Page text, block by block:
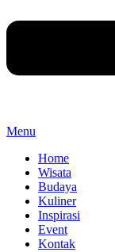
Menu
Home
Wisata
Budaya
Kuliner
Inspirasi
Event
Kontak